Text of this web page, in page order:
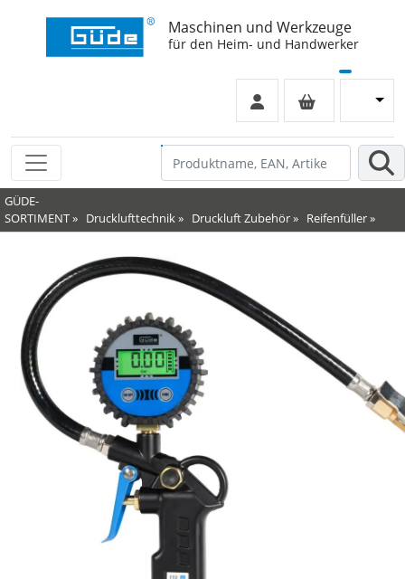
Maschinen und Werkzeuge
für den Heim- und Handwerker
GÜDE-
SORTIMENT» Drucklufttechnik» Druckluft Zubehör» Reifenfüller»